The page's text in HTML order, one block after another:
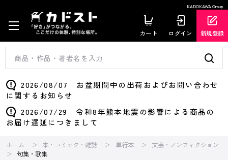
KADOKAWA Group
カート ログイン 新規登録
2026/08/07 お盆期間中の出荷およびお問い合わせ
に関するお知らせ
2026/07/29 令和8年熊本地震の影響による商品の
お届け遅延につきまして
ホーム 本・コミック・雑誌 単行本
文芸・ノンフィクション
句集・歌集